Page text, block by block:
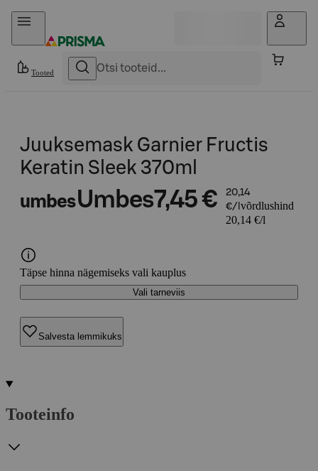
Otse sisu juurde
Tooted
Juuksemask Garnier Fructis
Keratin Sleek 370ml
umbesUmbes7,45 €
20,14
€/l võrdlushind
20,14 €/l
Täpse hinna nägemiseks vali kauplus
Vali tarneviis
Salvesta lemmikuks
Tooteinfo